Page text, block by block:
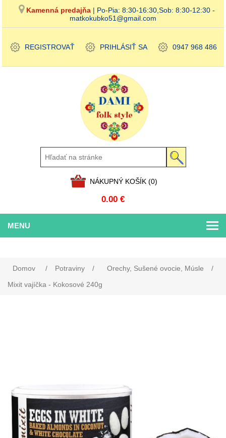
Kamenná predajňa | Po-Pia: 8:30-16:30,Sob: 8:30-12:30 -
matkokubko51@gmail.com
REGISTROVAŤ PRIHLÁSIŤ SA 0947 968 486
NÁKUPNÝ KOŠÍK (0)
0.00 €
MENU
Domov / Potraviny / Orechy, Sušené ovocie, Músle
/
Mixit vajíčka - Kokosové 240g